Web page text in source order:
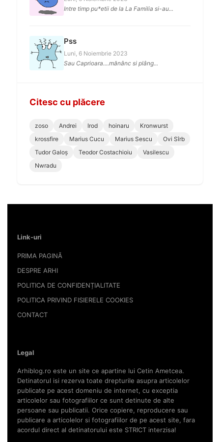
Intre timp pu*etii de la La Familia si-au...
Pss
Luni, 6 Noiembrie 2023
Sau Caprioara....mănânc si plâng...
Citesc cu plăcere
zoso Andrei Irod hoinaru
Kronwurst
krossfire
Marius Cucu Marius Sescu
Ovi Sîrb
Tudor Galoș
Teodor Costachioiu
Vasilescu
Nwradu
Link-uri
PRIMA PAGINĂ
DESPRE ARHI
POLITICA DE CONFIDENȚIALITATE
POLITICA PRIVIND FISIERELE COOKIES
CONTACT
Legal
Arhiblog.ro este un site ce apartine lui Cetin Ametcea.
Detinatorul isi rezerva toate drepturile asupra articolelor
publicate pe acest domeniu de internet, cu exceptia
articolelor sau fotografiilor ce sunt detinute de alte
persoane sau publicatii. Orice copiere, reproducere sau
publicare a articolelor si fotografiilor de pe acest site, fara
acordul direct al detinatorului este STRICT interzisa!